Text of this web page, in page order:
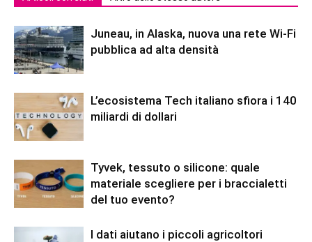
Juneau, in Alaska, nuova una rete Wi-Fi
pubblica ad alta densità
L’ecosistema Tech italiano sfiora i 140
miliardi di dollari
Tyvek, tessuto o silicone: quale
materiale scegliere per i braccialetti
del tuo evento?
I dati aiutano i piccoli agricoltori